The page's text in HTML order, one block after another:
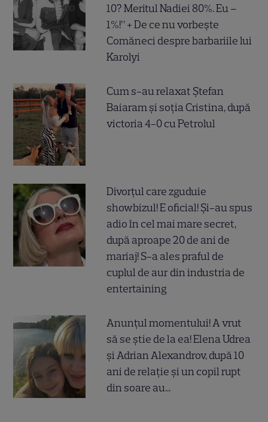
10? Meritul Nadiei 80%. Eu –
1%!” + De ce nu vorbește
Comăneci despre barbariile lui
Karolyi
Cum s-au relaxat Ștefan
Baiaram și soția Cristina, după
victoria 4-0 cu Petrolul
Divorțul care zguduie
showbizul! E oficial! Și-au spus
adio în cel mai mare secret,
după aproape 20 de ani de
mariaj! S-a ales praful de
cuplul de aur din industria de
entertaining
Anunțul momentului! A vrut
să se știe de la ea! Elena Udrea
și Adrian Alexandrov, după 10
ani de relație și un copil rupt
din soare au...